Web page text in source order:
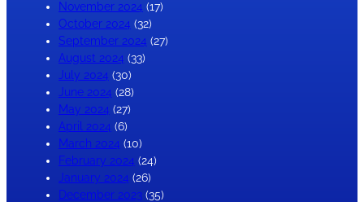
November 2024 (17)
October 2024 (32)
September 2024 (27)
August 2024 (33)
July 2024 (30)
June 2024 (28)
May 2024 (27)
April 2024 (6)
March 2024 (10)
February 2024 (24)
January 2024 (26)
December 2023 (35)